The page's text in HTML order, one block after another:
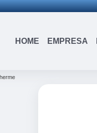
(15)99109-3183
HOME EMPRESA